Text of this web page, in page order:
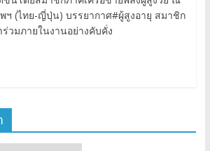
ฯ (ไทย-ญี่ปุ่น) บรรยากาศ#ผู้สูงอายุ สมาชิก
วมภายในงานอย่างคับคั่ง